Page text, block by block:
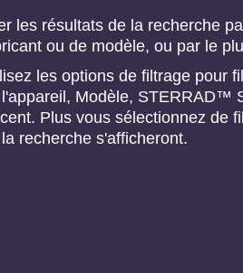
les résultats de la recherche
ou de modèle, ou par le
les options de filtrage pour
Modèle, STERRAD™
Plus vous sélectionnez de
recherche s'afficheront.